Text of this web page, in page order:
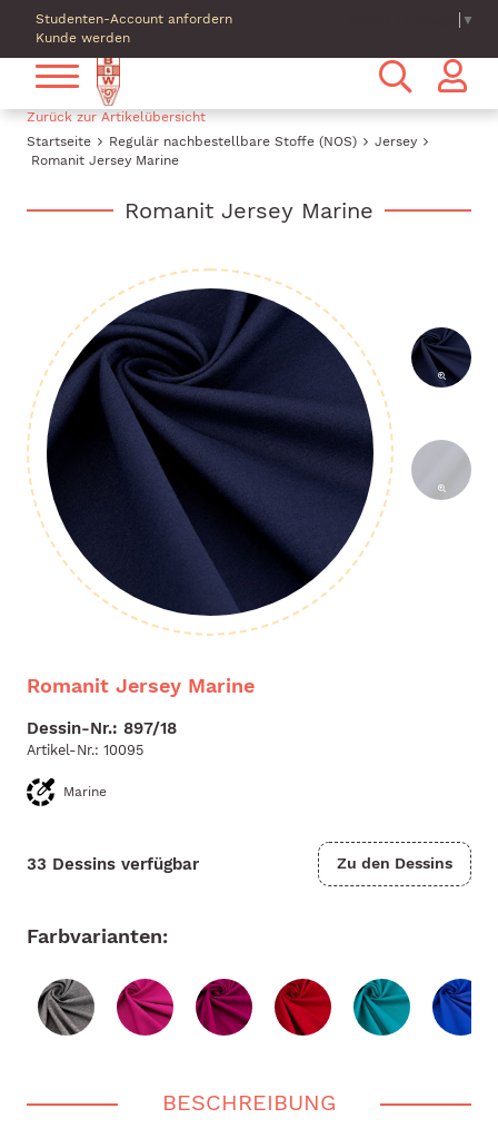
Studenten-Account anfordern
Kunde werden
▼
Startseite Regulär nachbestellbare Stoffe (NOS)
Jersey
Romanit Jersey Marine
Zurück zur Artikelübersicht
Romanit Jersey Marine
Farbvarianten:
Romanit Jersey Marine
Dessin-Nr.: 897/18
Artikel-Nr.: 10095
Marine
33 Dessins verfügbar Zu den Dessins
BESCHREIBUNG